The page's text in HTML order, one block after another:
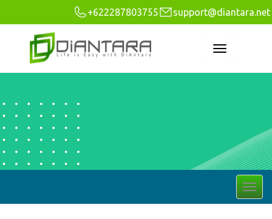
+622287803755 support@diantara.net
Toggle